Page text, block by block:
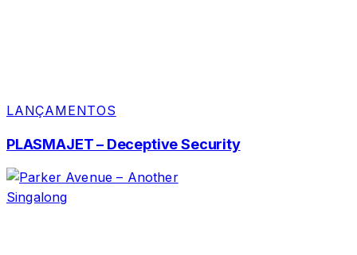
LANÇAMENTOS
PLASMAJET – Deceptive Security